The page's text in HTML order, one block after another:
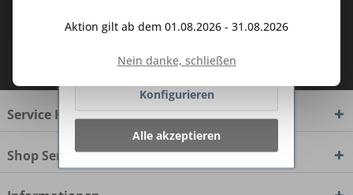
zur Kenntnis genommen.
Service Hotline
Shop Service
Aktion gilt ab dem 01.08.2026 - 31.08.2026
Nein danke, schließen
Ablehnen
Konfigurieren
Alle akzeptieren